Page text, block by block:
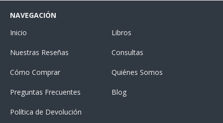
NAVEGACIÓN
Inicio
Libros
Nuestras Reseñas Consultas
Cómo Comprar Quiénes Somos
Preguntas Frecuentes Blog
Política de Devolución